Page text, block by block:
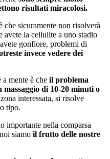
risultati miracolosi.
che sicuramente non risolverà
avete la cellulite a uno stadio
gonfiore, problemi di
invece vedere dei
mente è che il problema
di 10-20 minuti o
interessata, si risolve
tipo.
importante nella comparsa
siamo il frutto delle nostre